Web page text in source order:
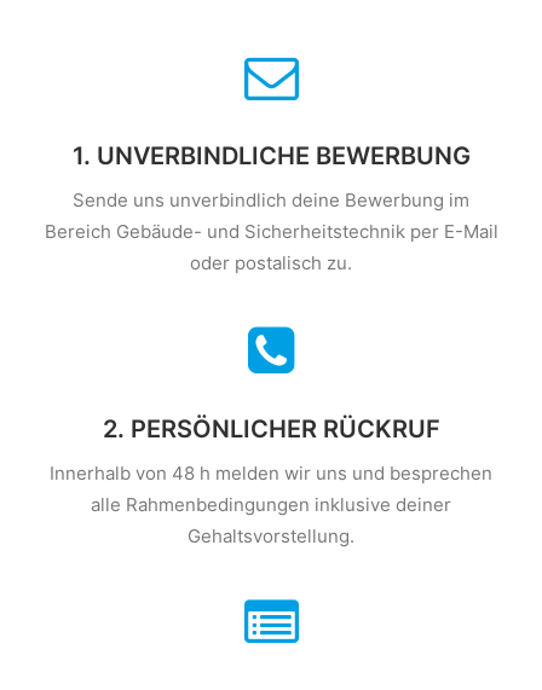
1. UNVERBINDLICHE BEWERBUNG
Sende uns unverbindlich deine Bewerbung im
Bereich Gebäude- und Sicherheitstechnik per E-Mail
oder postalisch zu.
2. PERSÖNLICHER RÜCKRUF
Innerhalb von 48 h melden wir uns und besprechen
alle Rahmenbedingungen inklusive deiner
Gehaltsvorstellung.